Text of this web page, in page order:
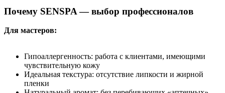
Почему SENSPA — выбор профессионалов
Для мастеров:
Гипоаллергенность: работа с клиентами, имеющими
чувствительную кожу
Идеальная текстура: отсутствие липкости и жирной
пленки